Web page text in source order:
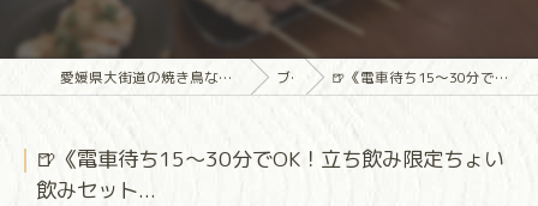
愛媛県大街道の焼き鳥なら大街道立ち飲み焼き鳥 魁(さきがけ) ブログ 🍺《電車待ち15〜30分でOK！立ち飲み限定ちょい飲みセット...
🍺《電車待ち15〜30分でOK！立ち飲み限定ちょい
飲みセット...